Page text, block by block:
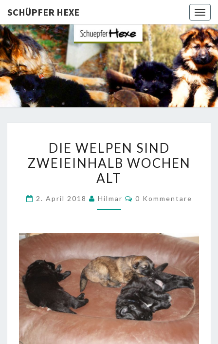
SCHÜPFER HEXE
HEXE
Langhaar
Schäferhunde
Von Den
Schüpfer
Hexen
WELPEN
SIND
ZWEIEINHALB
ALT
DIE WELPEN SIND
ZWEIEINHALB WOCHEN
ALT
2. April 2018 Hilmar Kommentare
0 Kommentare